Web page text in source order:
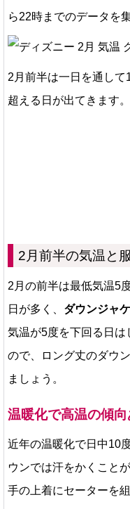
ら22時までのデータ を
2月前半は一日を通し
超える日が出てきます。
2月前半の気温と
2月の前半は最低気温5
日が多く、 ダウンジャ
気温が5度を下回る日
ので、ロング丈のダウ
ましょう。
温暖化で高温の傾向
近年の温暖化で日中10
ウンでは汗をかくこと
手の上着にセーターを